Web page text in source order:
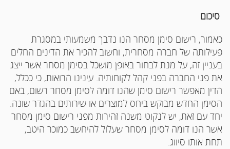
סיכום
כאמור, רישום סימן מסחר הנו נדבך משמעותי במסגרת
פעילותה של חברה מסחרית, וחשוב להכיר את הדינים החלים
בעניין זה, על מנת לבחור באופן מושכל בסימן מסחר אשר ייצג
את פני החברה בפני קהל לקוחותיה. עינינו הרואות, כי ככלל,
הדין מאפשר רישום סימן שהנו דומה לסימן מסחר רשום, באם
הסימן החדש מבוקש ביחס למוצרים או שירותים בהגדר שונה.
יחד עם זאת, יש לנקוט משנה זהירות מפני רישום סימן מסחר
אשר הנו דומה לסימן מסחר שעלול להיחשב כמוכר היטב,
תחת אותו סיווג.